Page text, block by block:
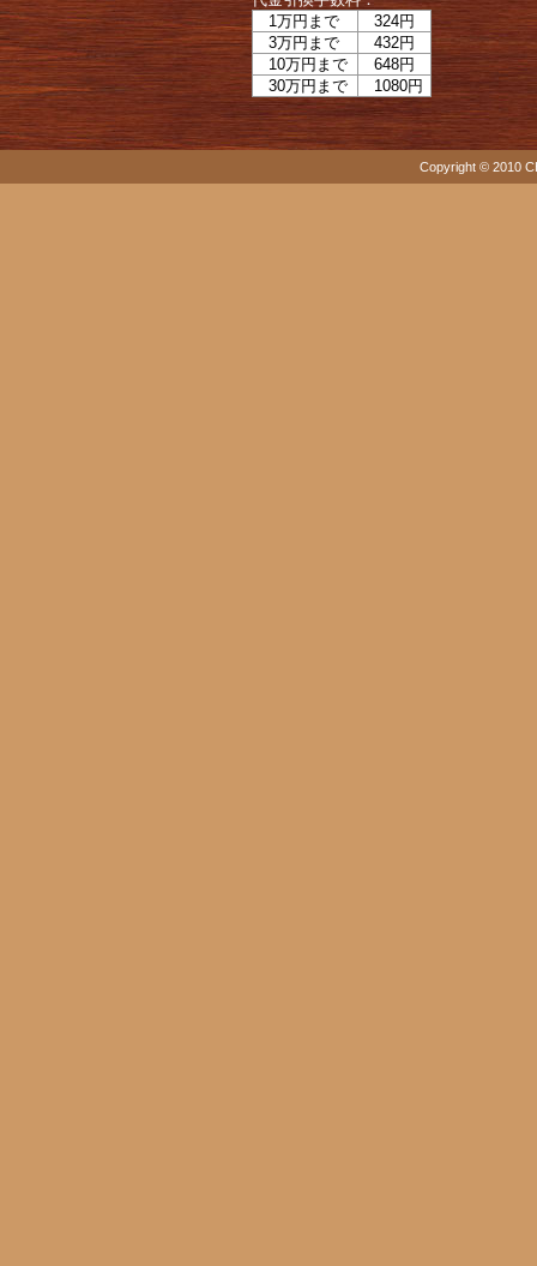
1万円まで
324円
3万円まで
432円
10万円まで
648円
30万円まで
1080円
Copyright © 2010